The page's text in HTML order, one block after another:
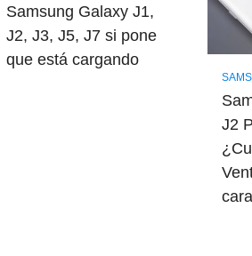
Samsung Galaxy J1,
J2, J3, J5, J7 si pone
que está cargando
J2